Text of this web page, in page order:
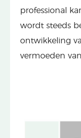
professional
wordt steeds
ontwikkeling
vermoeden